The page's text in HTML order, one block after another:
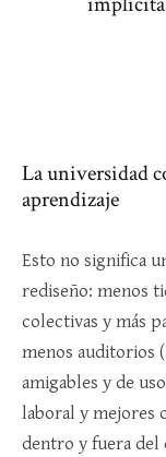
La universidad
aprendizaje
Esto no significa
rediseño: menos
colectivas y más
menos auditorios
amigables y de
laboral y mejores
dentro y fuera del